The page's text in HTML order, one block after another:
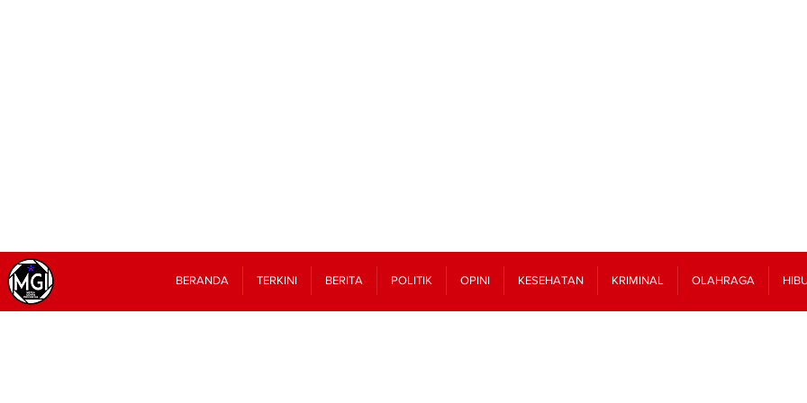
BERANDA TERKINI BERITA POLITIK OPINI KESEHATAN KRIMINAL OLAHRAGA